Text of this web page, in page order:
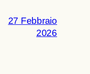
27 Febbraio
2026